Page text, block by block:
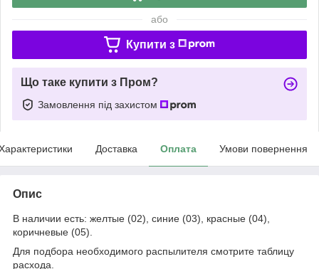
або
Купити з
Що таке купити з Пром?
Замовлення під захистом
Доставка Оплата Умови повернення
Опис
В наличии есть: желтые (02), синие (03), красные (04),
коричневые (05).
Для подбора необходимого распылителя смотрите таблицу
расхода.